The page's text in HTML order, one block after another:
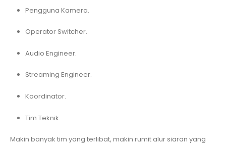
Pengguna Kamera.
Operator Switcher.
Audio Engineer.
Streaming Engineer.
Koordinator.
Tim Teknik.
Makin banyak tim yang terlibat, makin rumit alur siaran yang